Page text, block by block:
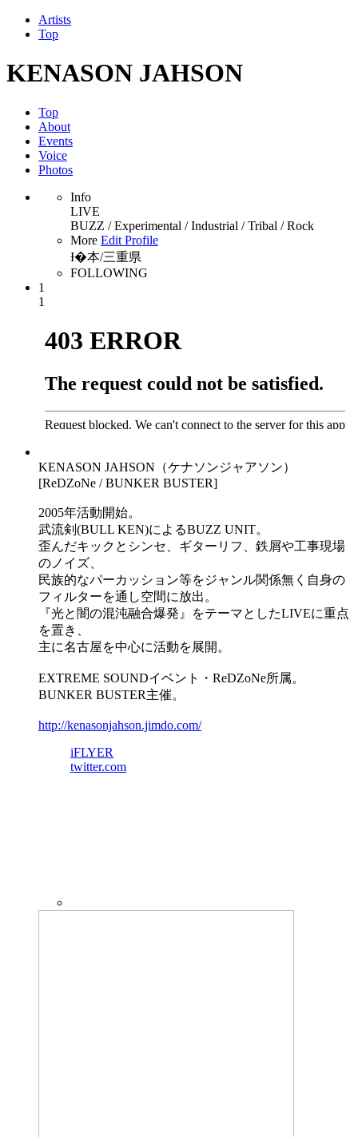
Artists
Top
KENASON JAHSON
Top
About
Events
Voice
Photos
Info
LIVE
BUZZ / Experimental / Industrial / Tribal / Rock
More Edit Profile
Ɨ�本/三重県
FOLLOWING
1
1
KENASON JAHSON（ケナソンジャアソン）
[ReDZoNe / BUNKER BUSTER]
2005年活動開始。
武流剣(BULL KEN)によるBUZZ UNIT。
歪んだキックとシンセ、ギターリフ、鉄屑や工事現場
のノイズ、
民族的なパーカッション等をジャンル関係無く自身の
フィルターを通し空間に放出。
『光と闇の混沌融合爆発』をテーマとしたLIVEに重点
を置き、
主に名古屋を中心に活動を展開。
EXTREME SOUNDイベント・ReDZoNe所属。
BUNKER BUSTER主催。
http://kenasonjahson.jimdo.com/
iFLYER
twitter.com